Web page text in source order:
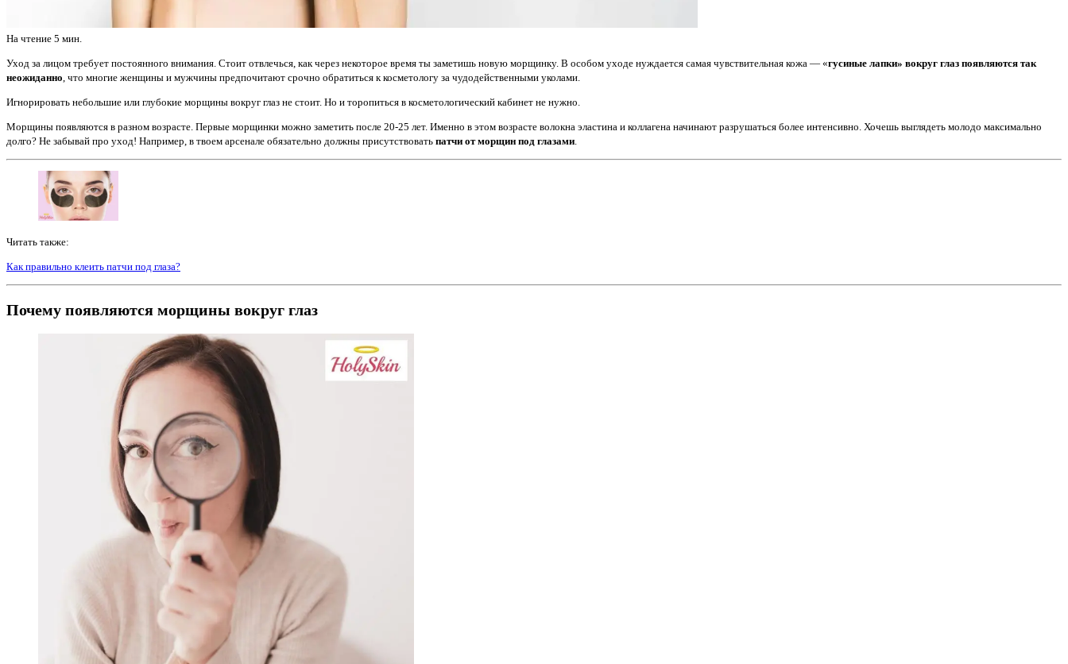
На чтение 5 мин.
Уход за лицом требует постоянного внимания. Стоит отвлечься, как через некоторое время ты заметишь новую морщинку. В особом уходе нуждается самая чувствительная кожа — «гусиные лапки» вокруг глаз появляются так
неожиданно, что многие женщины и мужчины предпочитают срочно обратиться к косметологу за чудодейственными уколами.
Игнорировать небольшие или глубокие морщины вокруг глаз не стоит. Но и торопиться в косметологический кабинет не нужно.
Морщины появляются в разном возрасте. Первые морщинки можно заметить после 20-25 лет. Именно в этом возрасте волокна эластина и коллагена начинают разрушаться более интенсивно. Хочешь выглядеть молодо максимально
долго? Не забывай про уход! Например, в твоем арсенале обязательно должны присутствовать патчи от морщин под глазами.
Читать также:
Как правильно клеить патчи под глаза?
Почему появляются морщины вокруг глаз